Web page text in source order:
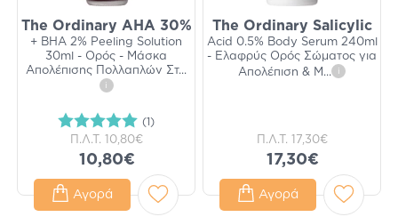
The Ordinary AHA 30%
+ BHA 2% Peeling Solution
30ml - Ορός - Μάσκα
Απολέπισης Πολλαπλών Στ...
i
(1)
Π.Λ.Τ. 10,80€
10,80€
Αγορά
The Ordinary Salicylic
Acid 0.5% Body Serum 240ml
- Ελαφρύς Ορός Σώματος για
Απολέπιση & Μ ... i
Π.Λ.Τ. 17,30€
17,30€
Αγορά